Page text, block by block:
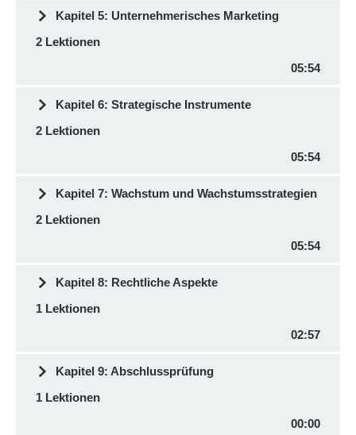
Kapitel 5: Unternehmerisches Marketing
2 Lektionen
05:54
Kapitel 6: Strategische Instrumente
2 Lektionen
05:54
Kapitel 7: Wachstum und Wachstumsstrategien
2 Lektionen
05:54
Kapitel 8: Rechtliche Aspekte
1 Lektionen
02:57
Kapitel 9: Abschlussprüfung
1 Lektionen
00:00